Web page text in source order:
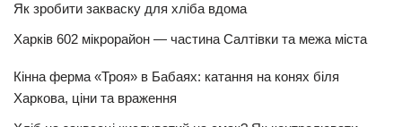
Як зробити закваску для хліба вдома
Харків 602 мікрорайон — частина Салтівки та межа міста
Кінна ферма «Троя» в Бабаях: катання на конях біля
Харкова, ціни та враження